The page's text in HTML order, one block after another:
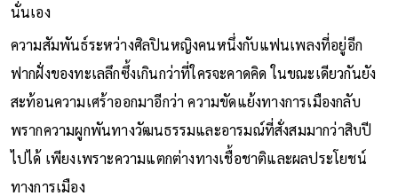
ทำให้เธอสามารถกลับมายืนหยัดในวงการบันเทิงช่วงหลายปีมานี้
นั่นเอง
ความสัมพันธ์ระหว่างศิลปินหญิงคนหนึ่งกับแฟนเพลงที่อยู่อีก
ฟากฝั่งของทะเลลึกซึ้งเกินกว่าที่ใครจะคาดคิด ในขณะเดียวกันยัง
สะท้อนความเศร้าออกมาอีกว่า ความขัดแย้งทางการเมืองกลับ
พรากความผูกพันทางวัฒนธรรมและอารมณ์ที่สั่งสมมากว่าสิบปี